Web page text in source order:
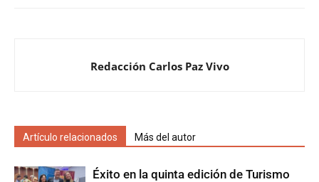
Redacción Carlos Paz Vivo
Artículo relacionados Más del autor
Éxito en la quinta edición de Turismo